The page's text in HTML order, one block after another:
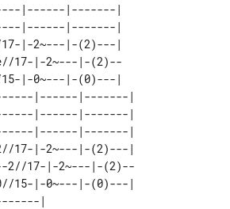
|------|-------|
|------|-------|
|-2~---|-(2)---|
17-|-2~---|-(2)--
|-0~---|-(0)---|
|------|-------|
|------|-------|
|------|-------|
17-|-2~---|-(2)---|
17-|-2~---|-(2)--
15-|-0~---|-(0)---|
|